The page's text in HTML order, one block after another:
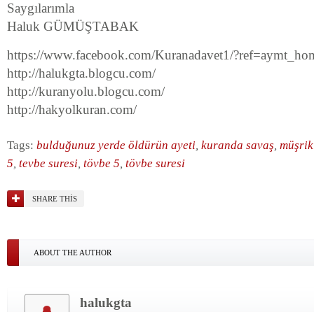
Saygılarımla
Haluk GÜMÜŞTABAK
https://www.facebook.com/Kuranadavet1/
http://halukgta.blogcu.com/
http://kuranyolu.blogcu.com/
http://hakyolkuran.com/
Tags: bulduğunuz yerde öldürün ayeti, kuranda savaş,
5, tevbe suresi, tövbe 5, tövbe suresi
SHARE THIS
ABOUT THE AUTHOR
halukgta